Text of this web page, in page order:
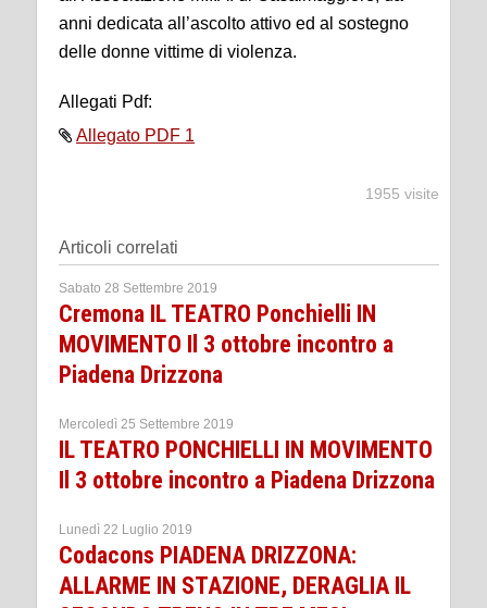
anni dedicata all’ascolto attivo ed al sostegno
delle donne vittime di violenza.
Allegati Pdf:
Allegato PDF 1
1955 visite
Articoli correlati
Sabato 28 Settembre 2019
Cremona IL TEATRO Ponchielli IN
MOVIMENTO Il 3 ottobre incontro a
Piadena Drizzona
Mercoledì 25 Settembre 2019
IL TEATRO PONCHIELLI IN MOVIMENTO
Il 3 ottobre incontro a Piadena Drizzona
Lunedì 22 Luglio 2019
Codacons PIADENA DRIZZONA:
ALLARME IN STAZIONE, DERAGLIA IL